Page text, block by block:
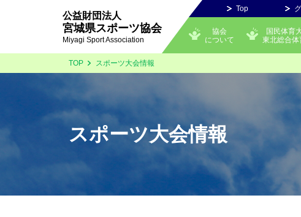
公益財団法人
宮城県スポーツ協会
Miyagi Sport Association
Top
協会
について
国民体育
東北総合体
TOP スポーツ大会情報
スポーツ大会情報